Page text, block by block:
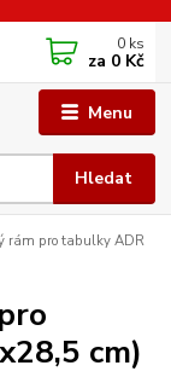
Menu
Hledat
0 ks
za 0 Kč
rám pro tabulky ADR
cm)